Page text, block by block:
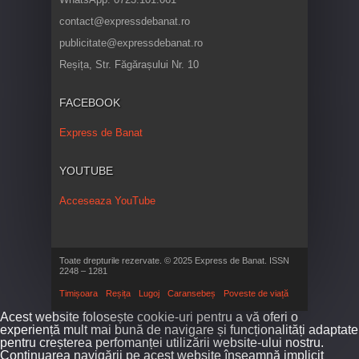
contact@expressdebanat.ro
publicitate@expressdebanat.ro
Reșița, Str. Făgărașului Nr. 10
FACEBOOK
Express de Banat
YOUTUBE
Acceseaza YouTube
Toate drepturile rezervate. © 2025 Express de Banat. ISSN
2248 – 1281
Timișoara Reșița Lugoj Caransebeș Poveste de viață
Acest website folosește cookie-uri pentru a vă oferi o
experiență mult mai bună de navigare și funcționalități adaptate
pentru creșterea perfomanței utilizării website-ului nostru.
Continuarea navigării pe acest website înseamnă implicit